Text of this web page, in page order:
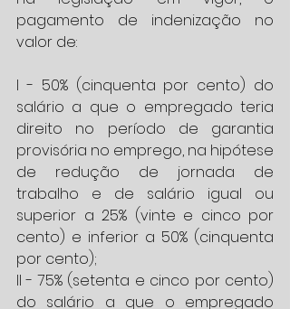
pagamento de indenização no
valor de:
I - 50% (cinquenta por cento) do
salário a que o empregado teria
direito no período de garantia
provisória no emprego, na hipótese
de redução de jornada de
trabalho e de salário igual ou
superior a 25% (vinte e cinco por
cento) e inferior a 50% (cinquenta
por cento);
II - 75% (setenta e cinco por cento)
do salário a que o empregado